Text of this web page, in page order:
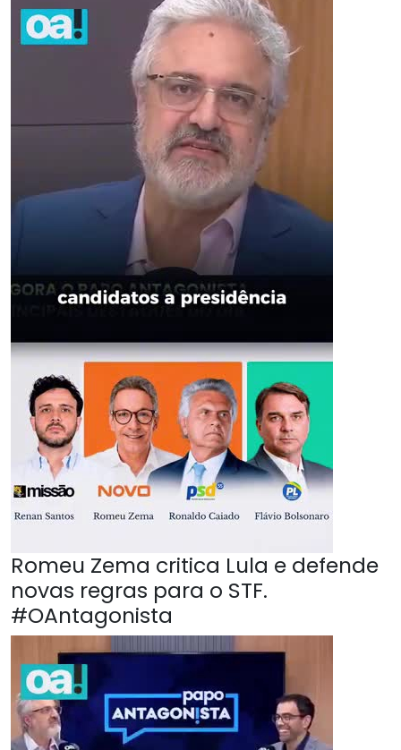
Romeu Zema critica Lula e defende
novas regras para o STF.
#OAntagonista